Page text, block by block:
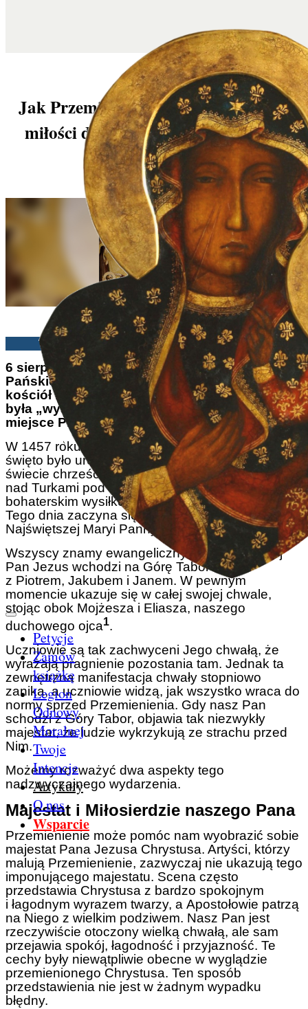
Petycje
Zamów
książkę
Legion
Odnowy
Moralnej
Twoje
Intencje
Artykuły
O nas
Wsparcie
Jak Przemienienie może nas nauczyć
miłości do Majestatu i Miłosierdzia
Pana Jezusa
Plinio Corrêa de Oliveira | 06/08/2024
6 sierpnia obchodzimy Święto Przemienienia
Pańskiego. Tego dnia poświęcono pierwszy
kościół na Górze Tabor, która według tradycji
była „wysoką górą” opisaną w Ewangelii jako
miejsce Przemienienia.
W 1457 roku papież Kalikst III zarządził, aby to
święto było uroczyście obchodzone w całym
świecie chrześcijańskim, dziękując za zwycięstwo
nad Turkami pod Belgradem, szczególnie dzięki
bohaterskim wysiłkom św. Jana z Kapistranu.
Tego dnia zaczyna się również nowenna do
Najświętszej Maryi Panny Wniebowziętej.
Wszyscy znamy ewangeliczny epizod, w której
Pan Jezus wchodzi na Górę Tabor wraz
z Piotrem, Jakubem i Janem. W pewnym
momencie ukazuje się w całej swojej chwale,
stojąc obok Mojżesza i Eliasza, naszego
duchowego ojca1.
Uczniowie są tak zachwyceni Jego chwałą, że
wyrażają pragnienie pozostania tam. Jednak ta
zewnętrzna manifestacja chwały stopniowo
zanika, a uczniowie widzą, jak wszystko wraca do
normy sprzed Przemienienia. Gdy nasz Pan
schodzi z Góry Tabor, objawia tak niezwykły
majestat, że ludzie wykrzykują ze strachu przed
Nim.
Możemy rozważyć dwa aspekty tego
nadzwyczajnego wydarzenia.
Majestat i Miłosierdzie naszego Pana
Przemienienie może pomóc nam wyobrazić sobie
majestat Pana Jezusa Chrystusa. Artyści, którzy
malują Przemienienie, zazwyczaj nie ukazują tego
imponującego majestatu. Scena często
przedstawia Chrystusa z bardzo spokojnym
i łagodnym wyrazem twarzy, a Apostołowie patrzą
na Niego z wielkim podziwem. Nasz Pan jest
rzeczywiście otoczony wielką chwałą, ale sam
przejawia spokój, łagodność i przyjazność. Te
cechy były niewątpliwie obecne w wyglądzie
przemienionego Chrystusa. Ten sposób
przedstawienia nie jest w żadnym wypadku
błędny.